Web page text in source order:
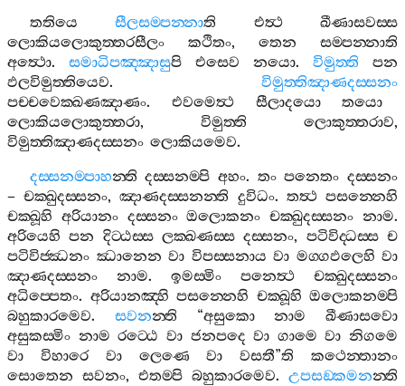
තතියෙ සීලසම‍්පන‍්නාති එත්‍ථ
ඛීණාසවස‍්ස
ලොකියලොකුත‍්තරසීලං
කථිතං, තෙන
සම‍්පන‍්නාති
අත්‍ථො. සමාධිපඤ‍්ඤාසුපි එසෙව නයො. විමුත‍්ති
පන
ඵලවිමුත‍්තියෙව. විමුත‍්තිඤාණදස‍්සනං
පච‍්චවෙක‍්ඛණඤාණං. එවමෙත්‍ථ සීලාදයො
තයො
ලොකියලොකුත‍්තරා, විමුත‍්ති ලොකුත‍්තරාව,
විමුත‍්තිඤාණදස‍්සනං ලොකියමෙව.
දස‍්සනම‍්පාහන‍්ති දස‍්සනම‍්පි අහං. තං පනෙතං දස‍්සනං
–චක‍්ඛුදස‍්සනං,ඤාණදස‍්සනන‍්ති දුවිධං. තත්‍ථ පසන‍්නෙහි
චක‍්ඛූහි අරියානං දස‍්සනං ඔලොකනං චක‍්ඛුදස‍්සනං නාම.
අරියෙහි පන දිට‍්ඨස‍්ස ලක‍්ඛණස‍්ස දස‍්සනං, පටිවිද‍්ධස‍්ස ච
පටිවිජ‍්ඣනං ඣානෙන වා විපස‍්සනාය වා මග‍්ගඵලෙහි වා
ඤාණදස‍්සනං
නාම. ඉමස‍්මිං පනෙත්‍ථ
චක‍්ඛුදස‍්සනං
අධිප‍්පෙතං. අරියානඤ‍්හි පසන‍්නෙහි චක‍්ඛූහි ඔලොකනම‍්පි
බහුකාරමෙව. සවනන‍්ති “අසුකො නාම
ඛීණාසවො
අසුකස‍්මිං නාම රට‍්ඨෙ වා ජනපදෙ වා ගාමෙ වා නිගමෙ
වා
විහාරෙ වා ලෙණෙ වා වසතී”ති
කථෙන‍්තානං
සොතෙන සවනං, එතම‍්පි බහුකාරමෙව. උපසඞ‍්කමනන‍්ති